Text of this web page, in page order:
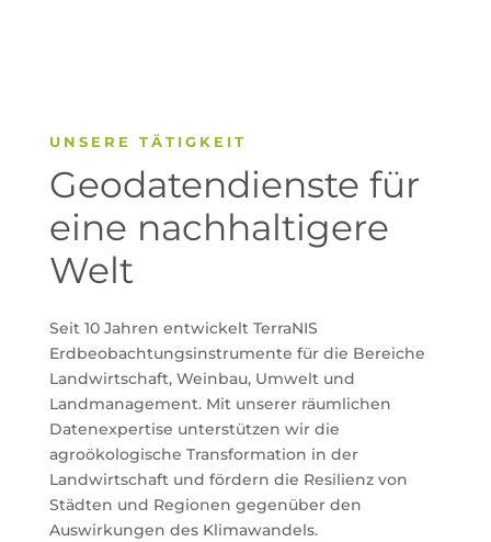
UNSERE TÄTIGKEIT
Geodatendienste für
eine nachhaltigere
Welt
Seit 10 Jahren entwickelt TerraNIS
Erdbeobachtungsinstrumente für die Bereiche
Landwirtschaft, Weinbau, Umwelt und
Landmanagement. Mit unserer räumlichen
Datenexpertise unterstützen wir die
agroökologische Transformation in der
Landwirtschaft und fördern die Resilienz von
Städten und Regionen gegenüber den
Auswirkungen des Klimawandels.